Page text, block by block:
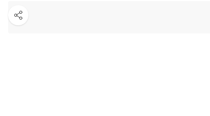
Paylaş